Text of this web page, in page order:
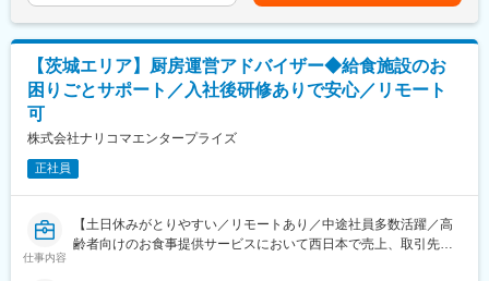
◇OFC着任後：総合職（全国転勤）か地域限定職（隣接する3・4
県内の範囲）の選択が可能です。 総合職においては平均2～3年程
動や大幅なエリアの変更は生じないように努めています。
※育児・介護に従事する方は転居を伴わない制度が利用できます。
変更の範囲：会社の定める業務
2～3ヶ月は店舗の運営業務をメインに。慣れてきたら、お勧め商
品のPR方法を考えたり、スタッフが気持ちよく働ける環境をつく
ったりと、「より良い店舗」を目指してあなたのアイデアを活か
す。ゆくゆくは店舗開発に携わる可能性も。
・今回は近い将来、店長として活躍してくださるコアメンバーの
募集。地元密着、長く愛され続けている当社でスキル・キャリア
【茨城エリア】厨房運営アドバイザー◆給食施設のお
困りごとサポート／入社後研修ありで安心／リモート
可
株式会社ナリコマエンタープライズ
正社員
仕事内容
【土日休みがとりやすい／リモートあり／中途社員多数活躍／高
齢者向けのお食事提供サービスにおいて西日本で売上、取引先数